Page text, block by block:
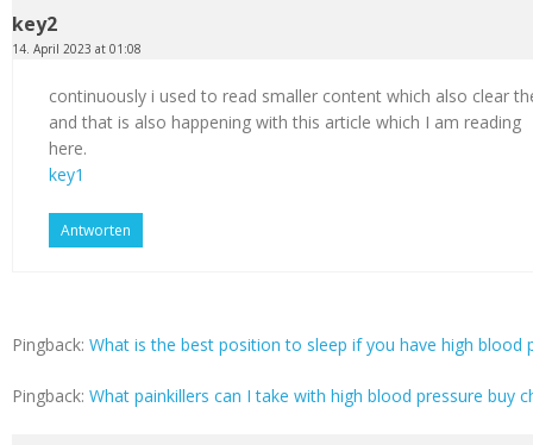
key2
14. April 2023 at 01:08
continuously i used to read smaller content which also clear
and that is also happening with this article which I am reading
here.
key1
Antworten
Pingback: What is the best position to sleep if you have high blood
Pingback: What painkillers can I take with high blood pressure buy